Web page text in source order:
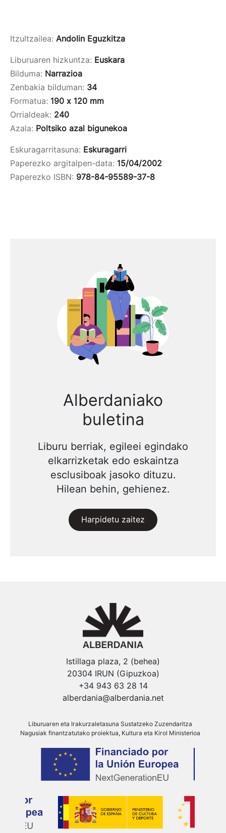
Itzultzailea: Andolin Eguzkitza
Liburuaren hizkuntza: Euskara
Bilduma: Narrazioa
Zenbakia bilduman: 34
Formatua: 190 x 120 mm
Orrialdeak: 240
Azala: Poltsiko azal bigunekoa
Eskuragarritasuna: Eskuragarri
Paperezko argitalpen-data: 15/04/2002
Paperezko ISBN: 978-84-95589-37-8
Alberdaniako
buletina
Liburu berriak, egileei egindako
elkarrizketak edo eskaintza
esclusiboak jasoko dituzu.
Hilean behin, gehienez.
Harpidetu zaitez
Istillaga plaza, 2 (behea)
20304 IRUN (Gipuzkoa)
+34 943 63 28 14
alberdania@alberdania.net
Liburuaren eta Irakurzaletasuna Sustatzeko Zuzendaritza
Nagusiak finantzatutako proiektua, Kultura eta Kirol Ministerioa